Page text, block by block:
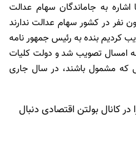
به جاماندگان سهام عدالت
این است حدود ۲۰ میلیون نفر در کشور سهام عدالت ندارند
کردیم بنده به رئیس جمهور نامه
امسال تصویب شد و دولت کلیات
که مشمول باشند، در سال جاری
کانال بولتن اقتصادی دنبال